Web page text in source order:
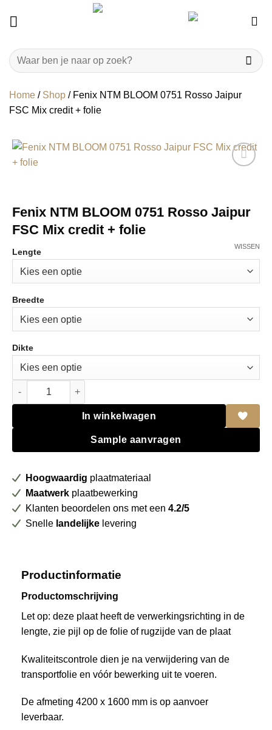
Zoeken
naar:
Home / Shop / Fenix NTM BLOOM 0751 Rosso Jaipur
FSC Mix credit + folie
Fenix NTM BLOOM 0751 Rosso Jaipur
FSC Mix credit + folie
Lengte
Breedte
Dikte
WISSEN
Fenix NTM BLOOM 0751 Rosso Jaipur FSC Mix credit + folie
In winkelwagen
Sample aanvragen
Hoogwaardig plaatmateriaal
Maatwerk plaatbewerking
Klanten beoordelen ons met een 4.2/5
Snelle landelijke levering
Productinformatie
Productomschrijving
Let op: deze plaat heeft de verwerkingsrichting in de
lengte, zie pijl op de folie of rugzijde van de plaat
Kwaliteitscontrole dien je na verwijdering van de
transportfolie en vóór bewerking uit te voeren.
De afmeting 4200 x 1600 mm is op aanvoer
leverbaar.